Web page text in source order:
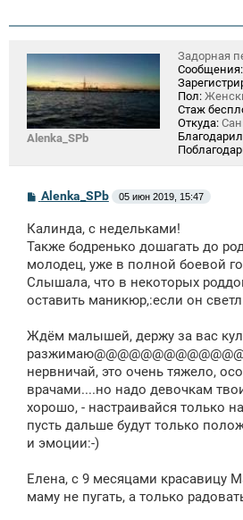
Alenka_SPb
Задорная
Сообщения:
Пол:
Стаж
Откуда:
С
б
щ
н
и
Alenka_SPb 05 июн 2019, 15:47
Калинда, с недельками!
Также бодренько дошагать до
молодец, уже в полной боевой
Слышала, что в некоторых
оставить маникюр,:если он
Ждём малышей, держу за вас
нервничай, это очень тяжело,
врачами....но надо девочкам
хорошо, - настраивайся только
пусть дальше будут только
и эмоции:-)
Елена, с 9 месяцами красавицу
маму не пугать, а только